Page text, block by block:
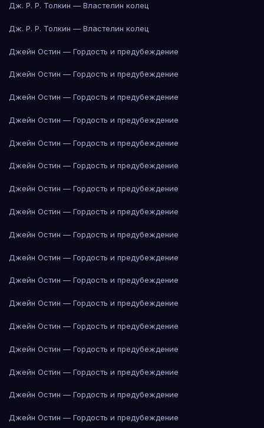
Дж. Р. Р. Толкин — Властелин колец
Дж. Р. Р. Толкин — Властелин колец
Джейн Остин — Гордость и предубеждение
Джейн Остин — Гордость и предубеждение
Джейн Остин — Гордость и предубеждение
Джейн Остин — Гордость и предубеждение
Джейн Остин — Гордость и предубеждение
Джейн Остин — Гордость и предубеждение
Джейн Остин — Гордость и предубеждение
Джейн Остин — Гордость и предубеждение
Джейн Остин — Гордость и предубеждение
Джейн Остин — Гордость и предубеждение
Джейн Остин — Гордость и предубеждение
Джейн Остин — Гордость и предубеждение
Джейн Остин — Гордость и предубеждение
Джейн Остин — Гордость и предубеждение
Джейн Остин — Гордость и предубеждение
Джейн Остин — Гордость и предубеждение
Джейн Остин — Гордость и предубеждение